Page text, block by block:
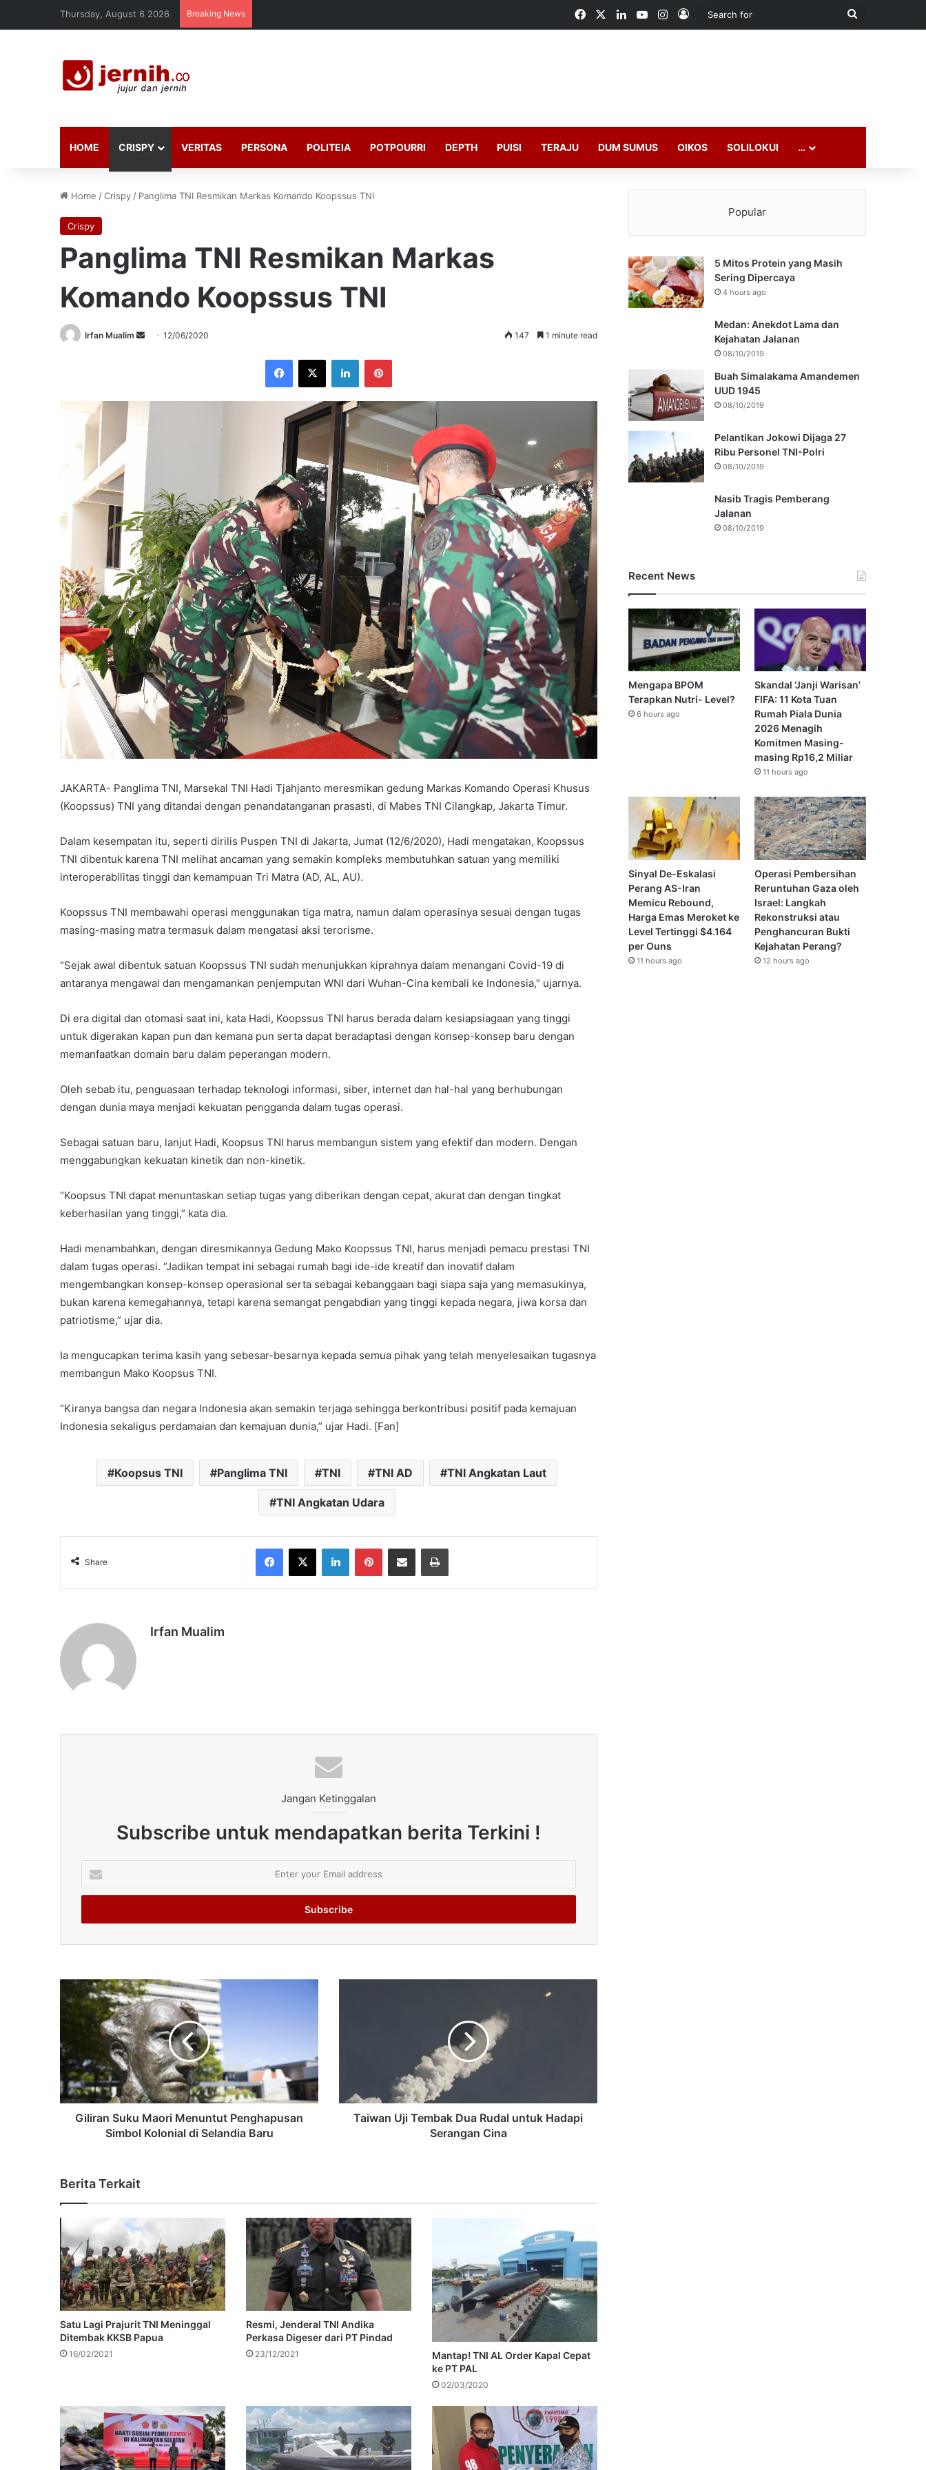
Thursday, August 6 2026 Breaking News FacebookLinkedInYouTubeInstagram
Log In
Search
HOME CRISPY VERITAS PERSONA POLITEIA POTPOURRI DEPTH PUISI TERAJU DUM SUMUS OIKOS SOLILOKUI …
Home /Crispy / Panglima TNI Resmikan Markas Komando Koopssus TNI
Crispy
Panglima TNI Resmikan Markas
Komando Koopssus TNI
Irfan Mualim
Send12/06/2020 147 1 minute read
Facebook
X LinkedInPinterest
JAKARTA- Panglima TNI, Marsekal TNI Hadi Tjahjanto meresmikan gedung Markas Komando Operasi Khusus
(Koopssus) TNI yang ditandai dengan penandatanganan prasasti, di Mabes TNI Cilangkap, Jakarta Timur.
Dalam kesempatan itu, seperti dirilis Puspen TNI di Jakarta, Jumat (12/6/2020), Hadi mengatakan, Koopssus
TNI dibentuk karena TNI melihat ancaman yang semakin kompleks membutuhkan satuan yang memiliki
interoperabilitas tinggi dan kemampuan Tri Matra (AD, AL, AU).
Koopssus TNI membawahi operasi menggunakan tiga matra, namun dalam operasinya sesuai dengan tugas
masing-masing matra termasuk dalam mengatasi aksi terorisme.
“Sejak awal dibentuk satuan Koopssus TNI sudah menunjukkan kiprahnya dalam menangani Covid-19 di
antaranya mengawal dan mengamankan penjemputan WNI dari Wuhan-Cina kembali ke Indonesia,” ujarnya.
Di era digital dan otomasi saat ini, kata Hadi, Koopssus TNI harus berada dalam kesiapsiagaan yang tinggi
untuk digerakan kapan pun dan kemana pun serta dapat beradaptasi dengan konsep-konsep baru dengan
memanfaatkan domain baru dalam peperangan modern.
Oleh sebab itu, penguasaan terhadap teknologi informasi, siber, internet dan hal-hal yang berhubungan
dengan dunia maya menjadi kekuatan pengganda dalam tugas operasi.
Sebagai satuan baru, lanjut Hadi, Koopsus TNI harus membangun sistem yang efektif dan modern. Dengan
menggabungkan kekuatan kinetik dan non-kinetik.
“Koopsus TNI dapat menuntaskan setiap tugas yang diberikan dengan cepat, akurat dan dengan tingkat
keberhasilan yang tinggi,” kata dia.
Hadi menambahkan, dengan diresmikannya Gedung Mako Koopssus TNI, harus menjadi pemacu prestasi TNI
dalam tugas operasi. “Jadikan tempat ini sebagai rumah bagi ide-ide kreatif dan inovatif dalam
mengembangkan konsep-konsep operasional serta sebagai kebanggaan bagi siapa saja yang memasukinya,
bukan karena kemegahannya, tetapi karena semangat pengabdian yang tinggi kepada negara, jiwa korsa dan
patriotisme,” ujar dia.
Ia mengucapkan terima kasih yang sebesar-besarnya kepada semua pihak yang telah menyelesaikan tugasnya
membangun Mako Koopsus TNI.
“Kiranya bangsa dan negara Indonesia akan semakin terjaga sehingga berkontribusi positif pada kemajuan
Indonesia sekaligus perdamaian dan kemajuan dunia,” ujar Hadi. [Fan]
Koopsus TNI Panglima TNI TNI TNI AD TNI Angkatan Laut
TNI Angkatan Udara
Share
Facebook
X LinkedInPinterestShare via Email Print
Irfan Mualim
Jangan Ketinggalan
Subscribe untuk mendapatkan berita Terkini !
your
Email
Giliran Suku Maori Menuntut Penghapusan
Simbol Kolonial di Selandia Baru
Taiwan Uji Tembak Dua Rudal untuk Hadapi
Serangan Cina
Berita Terkait
Satu Lagi Prajurit TNI Meninggal
Ditembak KKSB Papua
16/02/2021
Resmi, Jenderal TNI Andika
Perkasa Digeser dari PT Pindad
23/12/2021
Mantap! TNI AL Order Kapal Cepat
ke PT PAL
02/03/2020
Popular
5 Mitos Protein yang Masih
Sering Dipercaya
4 hours ago
Medan: Anekdot Lama dan
Kejahatan Jalanan
08/10/2019
Buah Simalakama Amandemen
UUD 1945
08/10/2019
Pelantikan Jokowi Dijaga 27
Ribu Personel TNI-Polri
08/10/2019
Nasib Tragis Pemberang
Jalanan
08/10/2019
Recent News
Mengapa BPOM
Terapkan Nutri- Level?
6 hours ago
Skandal ‘Janji Warisan’
FIFA: 11 Kota Tuan
Rumah Piala Dunia
2026 Menagih
Komitmen Masing-
masing Rp16,2 Miliar
11 hours ago
Sinyal De-Eskalasi
Perang AS-Iran
Memicu Rebound,
Harga Emas Meroket ke
Level Tertinggi $4.164
per Ouns
11 hours ago
Operasi Pembersihan
Reruntuhan Gaza oleh
Israel: Langkah
Rekonstruksi atau
Penghancuran Bukti
Kejahatan Perang?
12 hours ago